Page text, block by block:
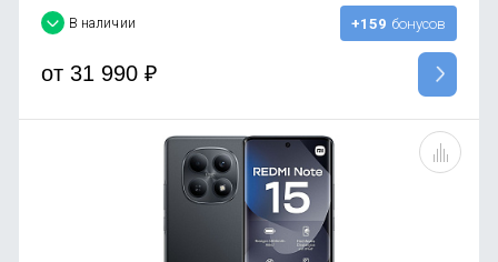
В наличии +159 бонусов
от31 990 ₽